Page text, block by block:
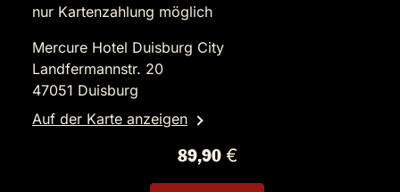
nur Kartenzahlung möglich
Mercure Hotel Duisburg City
Landfermannstr. 20
47051 Duisburg
Auf der Karte anzeigen
89,90 €